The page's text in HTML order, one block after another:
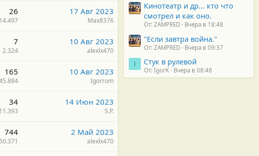
26
14.497
17 Авг 2023
Max8376
7
2.324
10 Авг 2023
alexlx470
165 10 Авг 2023
Igorrom
34
11.393
14 Июн 2023
S.P.
744 2 Май 2023
alexlx470
Кинотеатр и др... кто что
смотрел и как оно.
От: ZAMPRED Вчера в 18:48
"Если завтра война."
От: ZAMPRED Вчера в 09:37
I Стук в рулевой
От: IgorK Вчера в 08:48